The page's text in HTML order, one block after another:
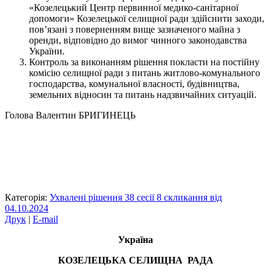
«Козелецький Центр первинної медико-санітарної
допомоги» Козелецької селищної ради здійснити заходи,
пов’язані з поверненням вище зазначеного майна з
оренди, відповідно до вимог чинного законодавства
України.
Контроль за виконанням рішення покласти на постійну
комісію селищної ради з питань житлово-комунального
господарства, комунальної власності, будівництва,
земельних відносин та питань надзвичайних ситуацій.
Голова Валентин БРИГИНЕЦЬ
Категорія: Ухвалені рішення 38 сесії 8 скликання від
04.10.2024
Друк | E-mail
Україна
КОЗЕЛЕЦЬКА СЕЛИЩНА РАДА